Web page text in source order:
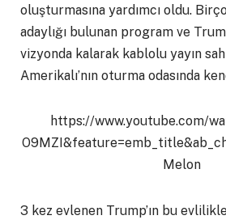
oluşturmasına yardımcı oldu.
adaylığı bulunan program ve
vizyonda kalarak kablolu yayın
Amerikalı’nın oturma odasında
https://www.youtube.com/
Melon
3 kez evlenen Trump’ın bu